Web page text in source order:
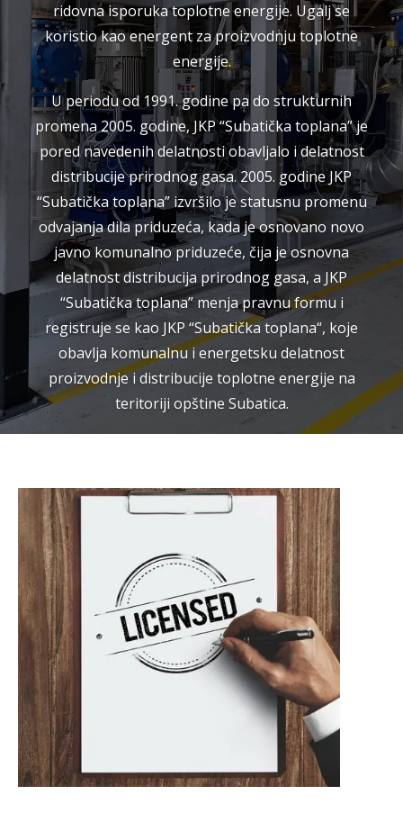
ridovna isporuka toplotne energije. Ugalj se
koristio kao energent za proizvodnju toplotne
energije.
U periodu od 1991. godine pa do strukturnih
promena 2005. godine, JKP “Subatička toplana” je
pored navedenih delatnosti obavljalo i delatnost
distribucije prirodnog gasa. 2005. godine JKP
“Subatička toplana” izvršilo je statusnu promenu
odvajanja dila priduzeća, kada je osnovano novo
javno komunalno priduzeće, čija je osnovna
delatnost distribucija prirodnog gasa, a JKP
“Subatička toplana” menja pravnu formu i
registruje se kao JKP “Subatička toplana“, koje
obavlja komunalnu i energetsku delatnost
proizvodnje i distribucije toplotne energije na
teritoriji opštine Subatica.